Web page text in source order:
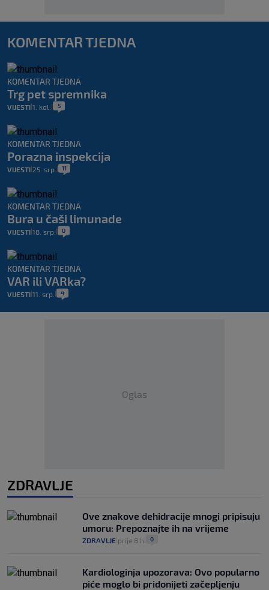
KOMENTAR TJEDNA
KOMENTAR TJEDNA
Trg pet spremnika
VIJESTI 1. kol. 5
KOMENTAR TJEDNA
Porazna inspekcija
VIJESTI 25. srp. 11
KOMENTAR TJEDNA
Bura u čaši limunade
VIJESTI 18. srp. 0
KOMENTAR TJEDNA
VAR ili VARka?
VIJESTI 11. srp. 4
Oglas
ZDRAVLJE
Ove znakove dehidracije mnogi pripisuju
umoru: Prepoznajte ih na vrijeme
ZDRAVLJE prije 8 h 0
Kardiologinja upozorava: Ovo popularno
piće moglo bi pridonijeti začepljenju